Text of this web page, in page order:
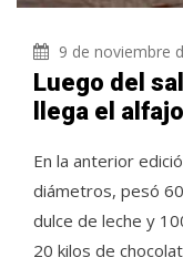
9 de noviembre
Luego del
llega el
En la anterior
diámetros, pesó
dulce de leche y
20 kilos de